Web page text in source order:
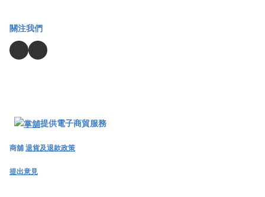
關注我們
提供電子商貿服務
商舖退貨及退款政策
提出意見